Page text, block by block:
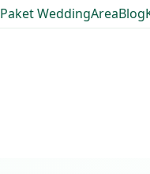
Paket WeddingAreaBlog